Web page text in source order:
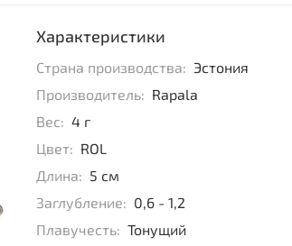
Характеристики
Страна производства: Эстония
Производитель: Rapala
Вес: 4 г
Цвет: ROL
Длина: 5 см
Заглубление: 0,6 - 1,2
Плавучесть: Тонущий